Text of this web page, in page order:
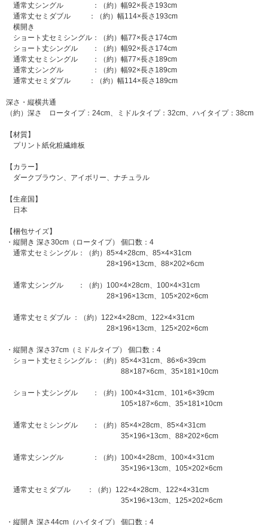
通常丈シングル ：（約）幅92×長さ193cm
通常丈セミダブル ：（約）幅114×長さ193cm
横開き
ショート丈セミシングル：（約）幅77×長さ174cm
ショート丈シングル ：（約）幅92×長さ174cm
通常丈セミシングル ：（約）幅77×長さ189cm
通常丈シングル ：（約）幅92×長さ189cm
通常丈セミダブル ：（約）幅114×長さ189cm
深さ・縦横共通
（約）深さ ロータイプ：24cm、ミドルタイプ：32cm、ハイタイプ：38cm
【材質】
プリント紙化粧繊維板
【カラー】
ダークブラウン、アイボリー、ナチュラル
【生産国】
日本
【梱包サイズ】
・縦開き 深さ30cm（ロータイプ） 個口数：4
通常丈セミシングル：（約）85×4×28cm、85×4×31cm
28×196×13cm、88×202×6cm
通常丈シングル ：（約）100×4×28cm、100×4×31cm
28×196×13cm、105×202×6cm
通常丈セミダブル ：（約）122×4×28cm、122×4×31cm
28×196×13cm、125×202×6cm
・縦開き 深さ37cm（ミドルタイプ） 個口数：4
ショート丈セミシングル：（約）85×4×31cm、86×6×39cm
88×187×6cm、35×181×10cm
ショート丈シングル ：（約）100×4×31cm、101×6×39cm
105×187×6cm、35×181×10cm
通常丈セミシングル ：（約）85×4×28cm、85×4×31cm
35×196×13cm、88×202×6cm
通常丈シングル ：（約）100×4×28cm、100×4×31cm
35×196×13cm、105×202×6cm
通常丈セミダブル ：（約）122×4×28cm、122×4×31cm
35×196×13cm、125×202×6cm
・縦開き 深さ44cm（ハイタイプ） 個口数：4